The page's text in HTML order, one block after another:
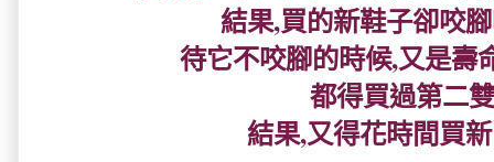
結果,買的新鞋子卻咬
待它不咬腳的時候,又是壽
都得買過第二
結果,又得花時間買